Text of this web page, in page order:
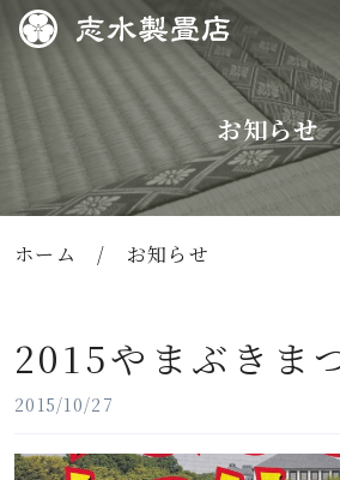
お知らせ
ホーム / お知らせ
2015やまぶきま
2015/10/27